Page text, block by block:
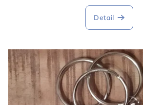
hodnocení
produktu
5
hvězdiček.
Detail